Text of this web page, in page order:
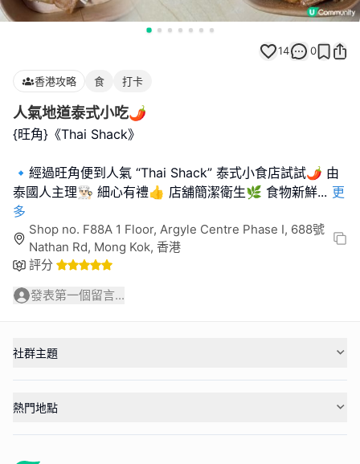
14 0
香港攻略 食 打卡
人氣地道泰式小吃🌶
{旺角}《Thai Shack》
🔹️經過旺角便到人氣 “Thai Shack” 泰式小食店試試🌶 由
泰國人主理👨🏻‍🍳 細心有禮👍 店舖簡潔衛生🌿 食物新鮮... 更
多
Shop no. F88A 1 Floor, Argyle Centre Phase I, 688號
Nathan Rd, Mong Kok, 香港
評分
發表第一個留言...
社群主題
熱門地點